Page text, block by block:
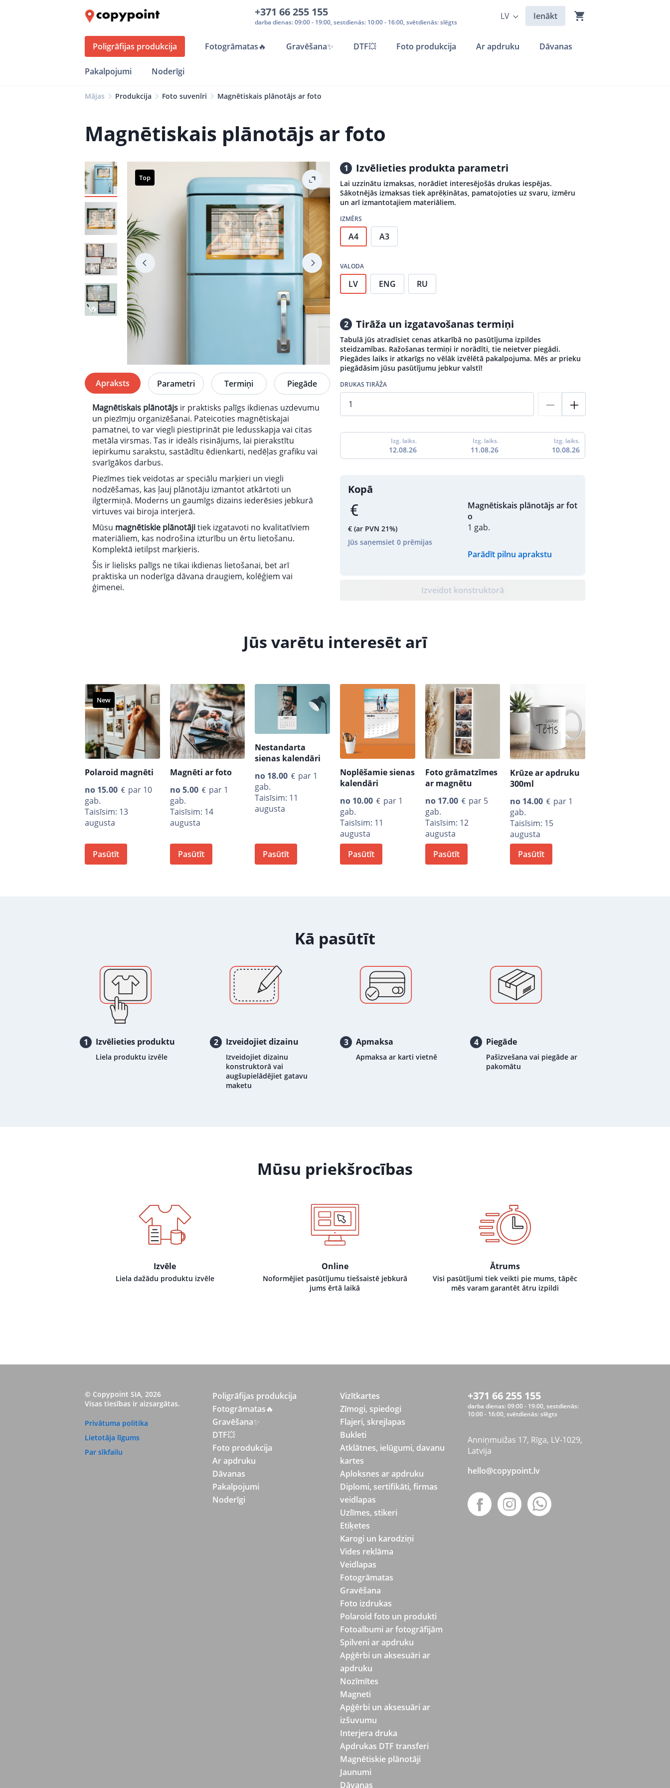
+371 66 255 155
darba dienas: 09:00 - 19:00, sestdienās: 10:00 - 16:00, svētdienās: slēgts
LV Ienākt
Poligrāfijas produkcija Fotogrāmatas🔥 Gravēšana✨ DTF💥 Foto produkcija Ar apdruku Dāvanas
Pakalpojumi Noderīgi
Mājas Produkcija Foto suvenīri Magnētiskais plānotājs ar foto
Magnētiskais plānotājs ar foto
Top
Apraksts Parametri Termiņi Piegāde
Magnētiskais plānotājs ir praktisks palīgs ikdienas uzdevumu
un piezīmju organizēšanai. Pateicoties magnētiskajai
pamatnei, to var viegli piestiprināt pie ledusskapja vai citas
metāla virsmas. Tas ir ideāls risinājums, lai pierakstītu
iepirkumu sarakstu, sastādītu ēdienkarti, nedēļas grafiku vai
svarīgākos darbus.
Piezīmes tiek veidotas ar speciālu marķieri un viegli
nodzēšamas, kas ļauj plānotāju izmantot atkārtoti un
ilgtermiņā. Moderns un gaumīgs dizains iederēsies jebkurā
virtuves vai biroja interjerā.
Mūsu magnētiskie plānotājitiek izgatavoti no kvalitatīviem
materiāliem, kas nodrošina izturību un ērtu lietošanu.
Komplektā ietilpst marķieris.
Šis ir lielisks palīgs ne tikai ikdienas lietošanai, bet arī
praktiska un noderīga dāvana draugiem, kolēģiem vai
ģimenei.
1 Izvēlieties produkta parametri
Lai uzzinātu izmaksas, norādiet interesējošās drukas iespējas.
Sākotnējās izmaksas tiek aprēķinātas, pamatojoties uz svaru, izmēru
un arī izmantotajiem materiāliem.
IZMĒRS
A4 A3
VALODA
LV ENG RU
2 Tirāža un izgatavošanas termiņi
Tabulā jūs atradīsiet cenas atkarībā no pasūtījuma izpildes
steidzamības. Ražošanas termiņi ir norādīti, tie neietver piegādi.
Piegādes laiks ir atkarīgs no vēlāk izvēlētā pakalpojuma. Mēs ar prieku
piegādāsim jūsu pasūtījumu jebkur valstī!
DRUKAS TIRĀŽA
Izg. laiks.
12.08.26
Izg. laiks.
11.08.26
Izg. laiks.
10.08.26
Kopā
€ (ar PVN 21%)
Jūs saņemsiet 0 prēmijas
Magnētiskais plānotājs ar fot
o
1 gab.
Parādīt pilnu aprakstu
Izveidot konstruktorā
Jūs varētu interesēt arī
New
Polaroid magnēti
no 15.00
par 10
gab.
Taisīsim: 13
augusta
Pasūtīt
Magnēti ar foto
no5.00
par 1
gab.
Taisīsim: 14
augusta
Pasūtīt
Nestandarta
sienas kalendāri
no 18.00
par 1
gab.
Taisīsim: 11
augusta
Pasūtīt
Noplēšamie sienas
kalendāri
no 10.00
par 1
gab.
Taisīsim: 11
augusta
Pasūtīt
Foto grāmatzīmes
ar magnētu
no 17.00
par 5
gab.
Taisīsim: 12
augusta
Pasūtīt
Krūze ar apdruku
300ml
no 14.00
par 1
gab.
Taisīsim: 15
augusta
Pasūtīt
Kā pasūtīt
1 Izvēlieties produktu
Liela produktu izvēle
2 Izveidojiet dizainu
Izveidojiet dizainu
konstruktorā vai
augšupielādējiet gatavu
maketu
3 Apmaksa
Apmaksa ar karti vietnē
4 Piegāde
Pašizvešana vai piegāde ar
pakomātu
Mūsu priekšrocības
Izvēle
Liela dažādu produktu izvēle
Online
Noformējiet pasūtījumu tiešsaistē jebkurā
jums ērtā laikā
Ātrums
Visi pasūtījumi tiek veikti pie mums, tāpēc
mēs varam garantēt ātru izpildi
© Copypoint SIA, 2026
Visas tiesības ir aizsargātas.
Privātuma politika
Lietotāja līgums
Par sīkfailu
Poligrāfijas produkcija
Fotogrāmatas🔥
Gravēšana✨
DTF💥
Foto produkcija
Ar apdruku
Dāvanas
Pakalpojumi
Noderīgi
Vizītkartes
Zīmogi, spiedogi
Flajeri, skrejlapas
Bukleti
Atklātnes, ielūgumi, davanu
kartes
Aploksnes ar apdruku
Diplomi, sertifikāti, firmas
veidlapas
Uzlīmes, stikeri
Etiķetes
Karogi un karodziņi
Vides reklāma
Veidlapas
Fotogrāmatas
Gravēšana
Foto izdrukas
Polaroid foto un produkti
Fotoalbumi ar fotogrāfijām
Spilveni ar apdruku
Apģērbi un aksesuāri ar
apdruku
Nozīmītes
Magneti
Apģērbi un aksesuāri ar
izšuvumu
Interjera druka
Apdrukas DTF transferi
Magnētiskie plānotāji
Jaunumi
Dāvanas
+371 66 255 155
darba dienas: 09:00 - 19:00, sestdienās:
10:00 - 16:00, svētdienās: slēgts
Anniņmuižas 17, Rīga, LV-1029,
Latvija
hello@copypoint.lv